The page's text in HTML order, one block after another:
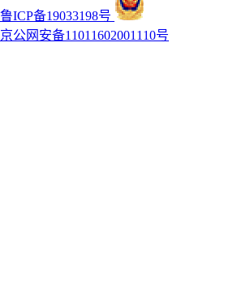
鲁ICP备19033198号
京公网安备11011602001110号